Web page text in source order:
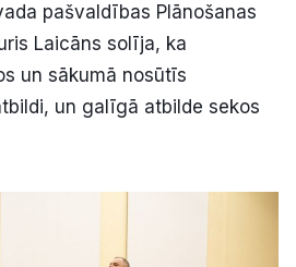
pašvaldības Plānošanas
Laicāns solīja, ka
un sākumā nosūtīs
un galīgā atbilde sekos